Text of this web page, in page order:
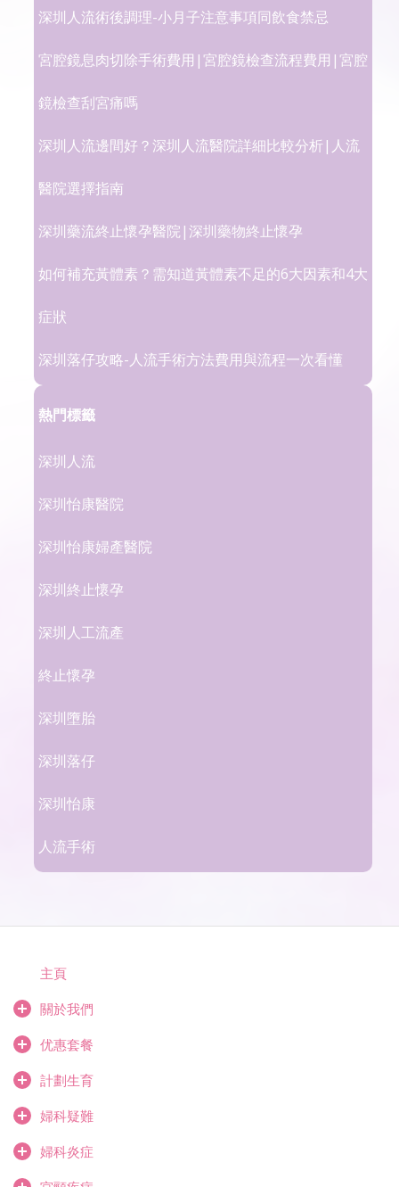
深圳人流術後調理-小月子注意事項同飲食禁忌
宮腔鏡息肉切除手術費用|宮腔鏡檢查流程費用|宮腔
鏡檢查刮宮痛嗎
深圳人流邊間好？深圳人流醫院詳細比較分析|人流
醫院選擇指南
深圳藥流終止懷孕醫院|深圳藥物終止懷孕
如何補充黃體素？需知道黃體素不足的6大因素和4大
症狀
深圳落仔攻略-人流手術方法費用與流程一次看懂
熱門標籤
深圳人流
深圳怡康醫院
深圳怡康婦產醫院
深圳終止懷孕
深圳人工流產
終止懷孕
深圳墮胎
深圳落仔
深圳怡康
人流手術
主頁
關於我們
优惠套餐
計劃生育
婦科疑難
婦科炎症